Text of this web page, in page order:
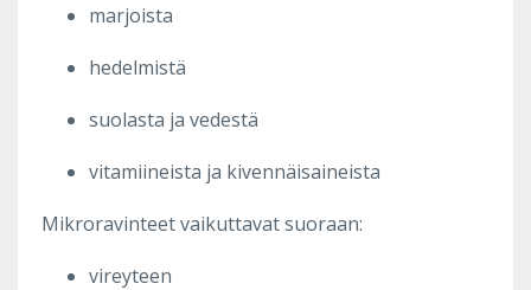
marjoista
hedelmistä
suolasta ja vedestä
vitamiineista ja kivennäisaineista
Mikroravinteet vaikuttavat suoraan:
vireyteen